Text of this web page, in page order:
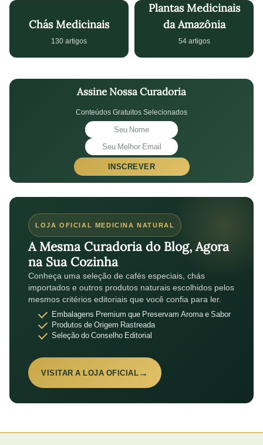
Chás Medicinais
130 artigos
Plantas Medicinais
da Amazônia
54 artigos
Assine Nossa Curadoria
Conteúdos Gratuitos Selecionados
INSCREVER
LOJA OFICIAL MEDICINA NATURAL
A Mesma Curadoria do Blog, Agora
na Sua Cozinha
Conheça uma seleção de cafés especiais, chás
importados e outros produtos naturais escolhidos pelos
mesmos critérios editoriais que você confia para ler.
Embalagens Premium que Preservam Aroma e Sabor
Produtos de Origem Rastreada
Seleção do Conselho Editorial
VISITAR A LOJA OFICIAL→